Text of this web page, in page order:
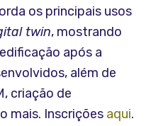
os principais usos
twin, mostrando
após a
além de
criação de
mais. Inscrições aqui.